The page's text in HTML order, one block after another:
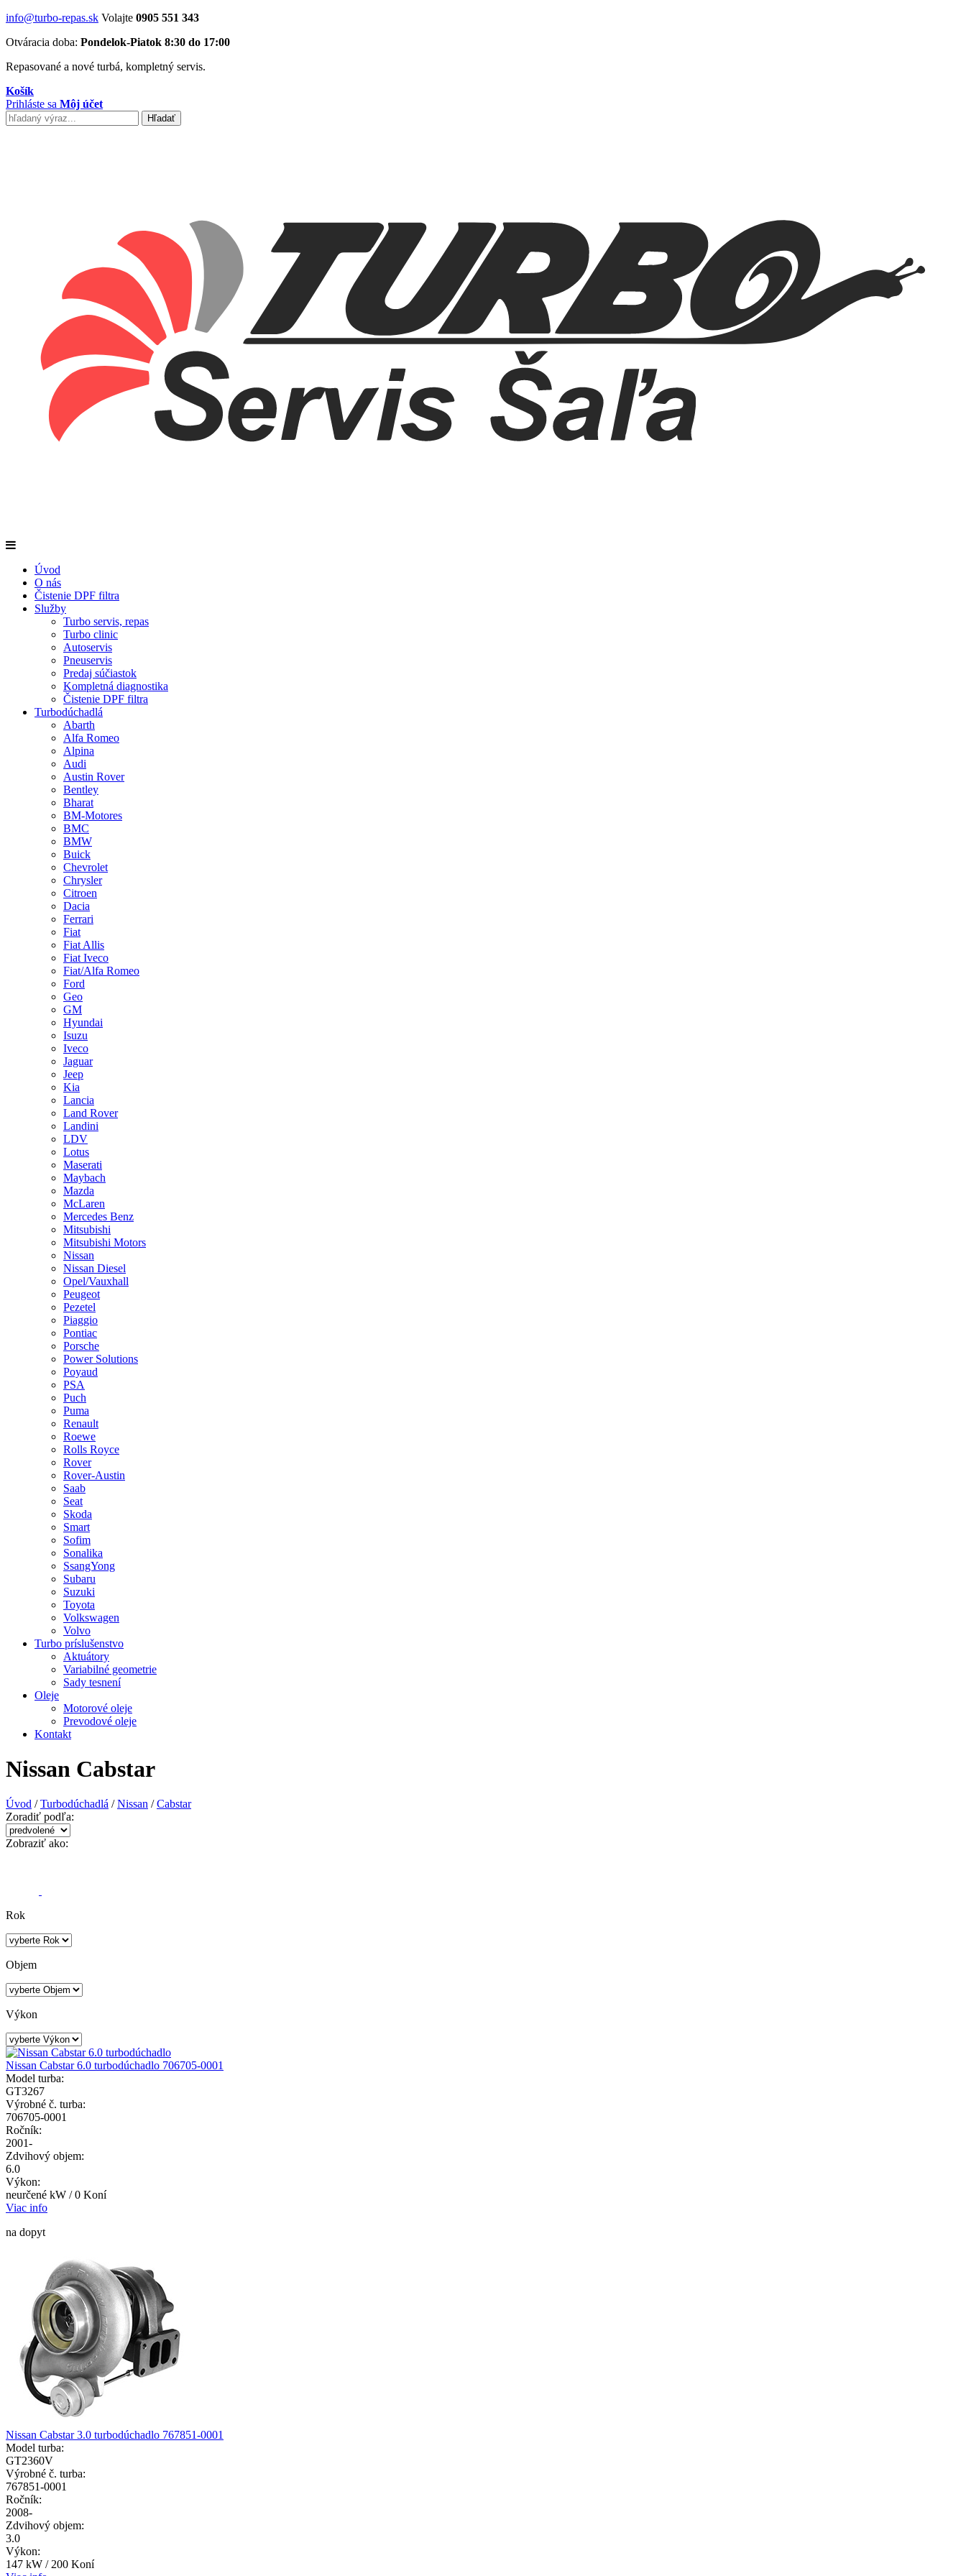
info@turbo-repas.sk Volajte 0905 551 343
Otváracia doba: Pondelok-Piatok 8:30 do 17:00
Repasované a nové turbá, kompletný servis.
Košík
Prihláste sa Môj účet
Úvod
O nás
Čistenie DPF filtra
Služby
Turbo servis, repas
Turbo clinic
Autoservis
Pneuservis
Predaj súčiastok
Kompletná diagnostika
Čistenie DPF filtra
Turbodúchadlá
Abarth
Alfa Romeo
Alpina
Audi
Austin Rover
Bentley
Bharat
BM-Motores
BMC
BMW
Buick
Chevrolet
Chrysler
Citroen
Dacia
Ferrari
Fiat
Fiat Allis
Fiat Iveco
Fiat/Alfa Romeo
Ford
Geo
GM
Hyundai
Isuzu
Iveco
Jaguar
Jeep
Kia
Lancia
Land Rover
Landini
LDV
Lotus
Maserati
Maybach
Mazda
McLaren
Mercedes Benz
Mitsubishi
Mitsubishi Motors
Nissan
Nissan Diesel
Opel/Vauxhall
Peugeot
Pezetel
Piaggio
Pontiac
Porsche
Power Solutions
Poyaud
PSA
Puch
Puma
Renault
Roewe
Rolls Royce
Rover
Rover-Austin
Saab
Seat
Skoda
Smart
Sofim
Sonalika
SsangYong
Subaru
Suzuki
Toyota
Volkswagen
Volvo
Turbo príslušenstvo
Aktuátory
Variabilné geometrie
Sady tesnení
Oleje
Motorové oleje
Prevodové oleje
Kontakt
Nissan Cabstar
Úvod / Turbodúchadlá / Nissan / Cabstar
Zoradiť podľa:
Zobraziť ako:
Rok
Objem
Výkon
Nissan Cabstar 6.0 turbodúchadlo 706705-0001
Model turba:
GT3267
Výrobné č. turba:
706705-0001
Ročník:
2001-
Zdvihový objem:
6.0
Výkon:
neurčené kW / 0 Koní
Viac info
na dopyt
Nissan Cabstar 3.0 turbodúchadlo 767851-0001
Model turba:
GT2360V
Výrobné č. turba:
767851-0001
Ročník:
2008-
Zdvihový objem:
3.0
Výkon:
147 kW / 200 Koní